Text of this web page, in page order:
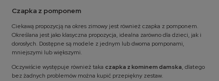
Czapka z pomponem
Ciekawą propozycją na okres zimowy jest również czapka z pomponem.
Określana jest jako klasyczna propozycja, idealna zarówno dla dzieci, jak i
dorosłych. Dostępne są modele z jednym lub dwoma pomponami,
mniejszymi lub większymi.
Oczywiście występuje również taka czapka z kominem damska, dlatego
bez żadnych problemów można kupić przepiękny zestaw.